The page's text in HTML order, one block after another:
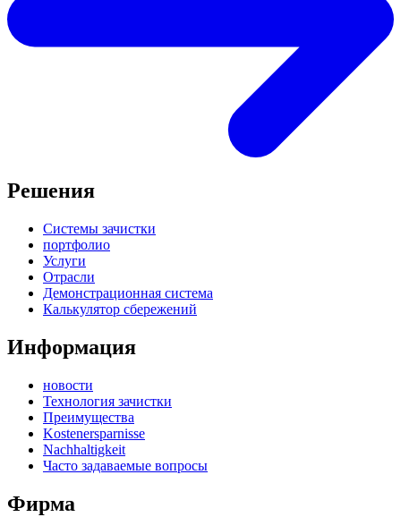
Решения
Системы зачистки
портфолио
Услуги
Отрасли
Демонстрационная система
Калькулятор сбережений
Информация
новости
Технология зачистки
Преимущества
Kostenersparnisse
Nachhaltigkeit
Часто задаваемые вопросы
Фирма